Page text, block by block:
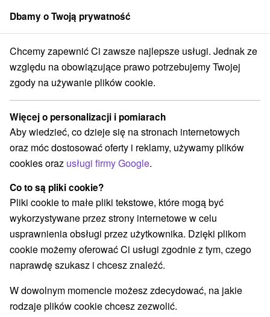
członek grupySorger
Loty widokowe i rejsy wycieczkowe Východné Slovensko
Loty widokowe i rejsy wycieczkowe
Východné Slovensko
Kategorie
Wszystkie kategorie
Miejsca sakralne
Wieże obserwacyjne i chodniki
Zamki, pałace, ruiny(24)
Loty widokowe i rejsy wycieczkowe(2) Sporty(10)
Jazda konna(4) Skanseny (12) Teatry (3)
Chaty górskie(15) Zamki(12)
Areny laserowe i paintball(3) Rafting, rafting, rafting
Parki miejskie i zamkowe(7) Źródła(10)
Pola golfowe(3) Szlaki winne(1)
Dbamy o Twoją prywatność
Chcemy zapewnić Ci zawsze najlepsze usługi. Jednak ze
względu na obowiązujące prawo potrzebujemy Twojej
zgody na używanie plików cookie.
Więcej o personalizacji i pomiarach
Aby wiedzieć, co dzieje się na stronach internetowych
oraz móc dostosować oferty i reklamy, używamy plików
cookies oraz usługi firmy Google.
Co to są pliki cookie?
Pliki cookie to małe pliki tekstowe, które mogą być
wykorzystywane przez strony internetowe w celu
usprawnienia obsługi przez użytkownika. Dzięki plikom
cookie możemy oferować Ci usługi zgodnie z tym, czego
naprawdę szukasz i chcesz znaleźć.
W dowolnym momencie możesz zdecydować, na jakie
rodzaje plików cookie chcesz zezwolić.